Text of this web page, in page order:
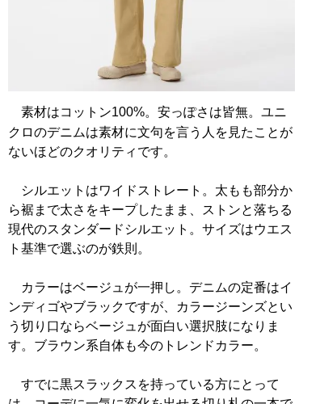
素材はコットン100%。安っぽさは皆無。ユニ
クロのデニムは素材に文句を言う人を見たことが
ないほどのクオリティです。
シルエットはワイドストレート。太もも部分か
ら裾まで太さをキープしたまま、ストンと落ちる
現代のスタンダードシルエット。サイズはウエス
ト基準で選ぶのが鉄則。
カラーはベージュが一押し。デニムの定番はイ
ンディゴやブラックですが、カラージーンズとい
う切り口ならベージュが面白い選択肢になりま
す。ブラウン系自体も今のトレンドカラー。
すでに黒スラックスを持っている方にとって